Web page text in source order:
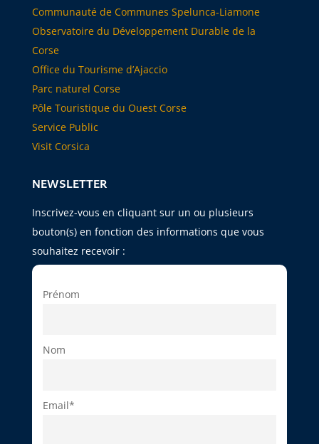
Communauté de Communes Spelunca-Liamone
Observatoire du Développement Durable de la
Corse
Office du Tourisme d’Ajaccio
Parc naturel Corse
Pôle Touristique du Ouest Corse
Service Public
Visit Corsica
NEWSLETTER
Inscrivez-vous en cliquant sur un ou plusieurs
bouton(s) en fonction des informations que vous
souhaitez recevoir :
Prénom
Nom
Email*